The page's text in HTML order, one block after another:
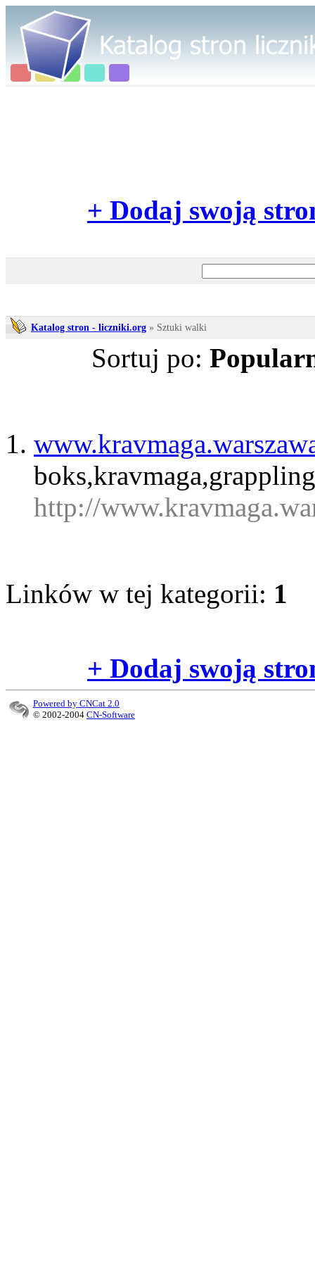
+ Dodaj swoją
Katalog stron - liczniki.org » Sztuki walki
Sortuj po:
http://
Linków w tej kategorii: 1
+ Dodaj swoją
Powered by CNCat 2.0
© 2002-2004 CN-Software